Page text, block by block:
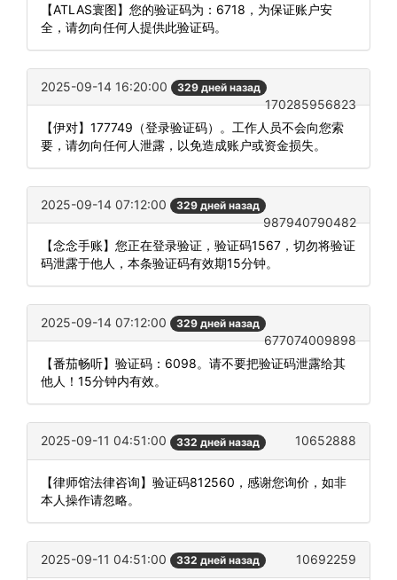
【ATLAS寰图】您的验证码为：6718，为保证账户安
全，请勿向任何人提供此验证码。
2025-09-14 16:20:00 329 дней назад
170285956823
【伊对】177749（登录验证码）。工作人员不会向您索
要，请勿向任何人泄露，以免造成账户或资金损失。
2025-09-14 07:12:00 329 дней назад
987940790482
【念念手账】您正在登录验证，验证码1567，切勿将验证
码泄露于他人，本条验证码有效期15分钟。
2025-09-14 07:12:00 329 дней назад
677074009898
【番茄畅听】验证码：6098。请不要把验证码泄露给其
他人！15分钟内有效。
2025-09-11 04:51:00 332 дней назад 10652888
【律师馆法律咨询】验证码812560，感谢您询价，如非
本人操作请忽略。
2025-09-11 04:51:00 332 дней назад 10692259